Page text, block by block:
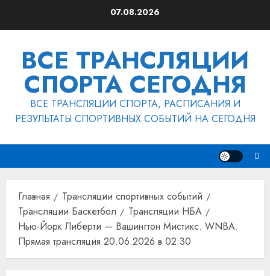
07.08.2026
ВСЕ ТРАНСЛЯЦИИ
СПОРТА СЕГОДНЯ
ВСЕ ТРАНСЛЯЦИИ СПОРТА, РАСПИСАНИЯ И
РЕЗУЛЬТАТЫ СПОРТИВНЫХ СОБЫТИЙ НА СЕГОДНЯ
Главная
Трансляции спортивных событий
Трансляции Баскетбол
Трансляции НБА
Нью-Йорк Либерти — Вашингтон Мистикс. WNBA.
Прямая трансляция 20.06.2026 в 02:30